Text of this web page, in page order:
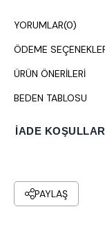
Çamaşır
YORUMLAR(0)
ÖDEME
ÜRÜN ÖNERILERI
BEDEN TABLOSU
İADE
PAYLAŞ